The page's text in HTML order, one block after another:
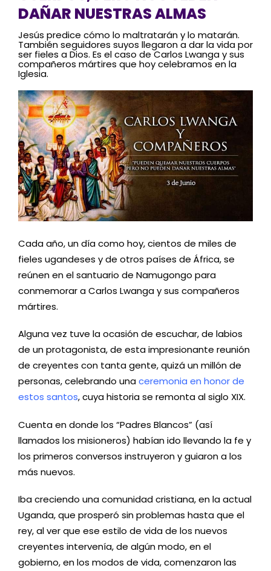
DAÑAR NUESTRAS ALMAS
Jesús predice cómo lo maltratarán y lo matarán.
También seguidores suyos llegaron a dar la vida por
ser fieles a Dios. Es el caso de Carlos Lwanga y sus
compañeros mártires que hoy celebramos en la
Iglesia.
Cada año, un día como hoy, cientos de miles de
fieles ugandeses y de otros países de África, se
reúnen en el santuario de Namugongo para
conmemorar a Carlos Lwanga y sus compañeros
mártires.
Alguna vez tuve la ocasión de escuchar, de labios
de un protagonista, de esta impresionante reunión
de creyentes con tanta gente, quizá un millón de
personas, celebrando unaceremonia en honor de
estos santos, cuya historia se remonta al siglo XIX.
Cuenta en donde los “Padres Blancos” (así
llamados los misioneros) habían ido llevando la fe y
los primeros conversos instruyeron y guiaron a los
más nuevos.
Iba creciendo una comunidad cristiana, en la actual
Uganda, que prosperó sin problemas hasta que el
rey, al ver que ese estilo de vida de los nuevos
creyentes intervenía, de algún modo, en el
gobierno, en los modos de vida, comenzaron las